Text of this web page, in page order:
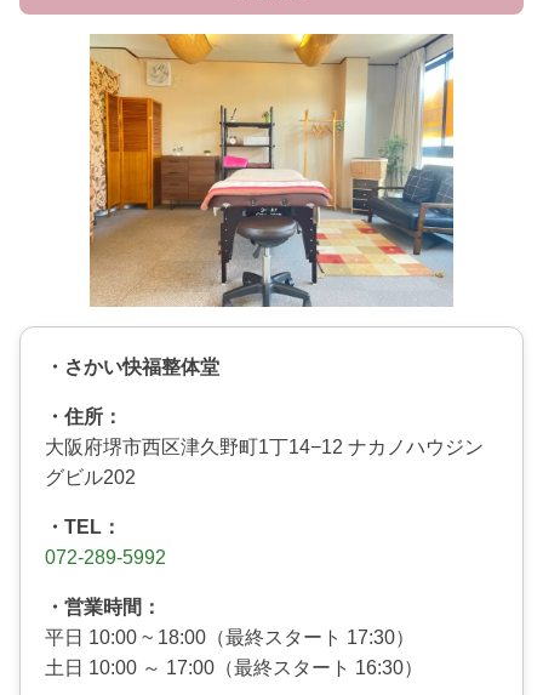
・さかい快福整体堂
・住所：
大阪府堺市西区津久野町1丁14−12 ナカノハウジン
グビル202
・TEL：
072-289-5992
・営業時間：
平日 10:00 ~ 18:00（最終スタート 17:30）
土日 10:00 ～ 17:00（最終スタート 16:30）